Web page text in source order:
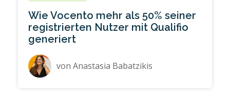
Wie Vocento mehr als 50% seiner
registrierten Nutzer mit Qualifio
generiert
vonAnastasia Babatzikis